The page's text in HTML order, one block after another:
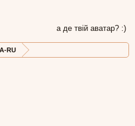
а де твій аватар? :)
RU